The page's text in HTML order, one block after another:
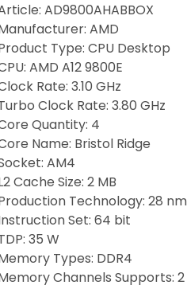
AD9800AHABBOX
AMD
Type: CPU Desktop
AMD A12 9800E
Rate: 3.10 GHz
Clock Rate: 3.80 GHz
Quantity: 4
Name: Bristol Ridge
AM4
Cache Size: 2 MB
Technology: 28 nm
Set: 64 bit
35 W
Types: DDR4
Channels Supports: 2